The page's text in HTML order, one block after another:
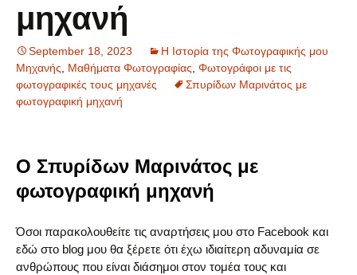
μηχανή
September 18, 2023
Η Ιστορία της Φωτογραφικής μου
Μηχανής, Μαθήματα Φωτογραφίας, Φωτογράφοι με τις
φωτογραφικές τους μηχανές
Σπυρίδων Μαρινάτος με
φωτογραφική μηχανή
Ο Σπυρίδων Μαρινάτος με
φωτογραφική μηχανή
Όσοι παρακολουθείτε τις αναρτήσεις μου στο Facebook και
εδώ στο blog μου θα ξέρετε ότι έχω ιδιαίτερη αδυναμία σε
ανθρώπους που είναι διάσημοι στον τομέα τους και